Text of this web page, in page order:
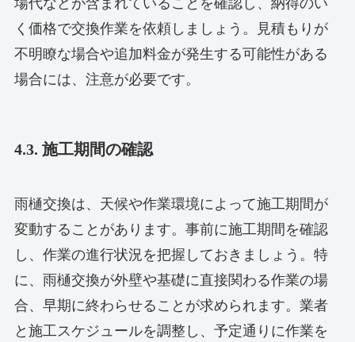
く価格で交換作業を依頼しましょう。見積もりが
不明瞭な場合や追加料金が発生する可能性がある
場合には、注意が必要です。
4.3. 施工期間の確認
雨樋交換は、天候や作業環境によって施工期間が
変動することがあります。事前に施工期間を確認
し、作業の進行状況を把握しておきましょう。特
に、雨樋交換が外壁や基礎に直接関わる作業の場
合、早期に終わらせることが求められます。業者
と施工スケジュールを調整し、予定通りに作業を